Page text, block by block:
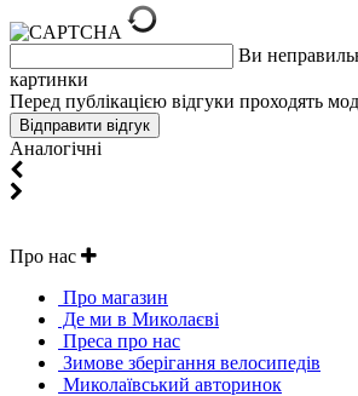
Ви
картинки
Перед публікацією відгуки проходять
Aналогічні
Про нас
Про магазин
Де ми в Миколаєві
Преса про нас
Зимове зберігання велосипедів
Миколаївський авторинок